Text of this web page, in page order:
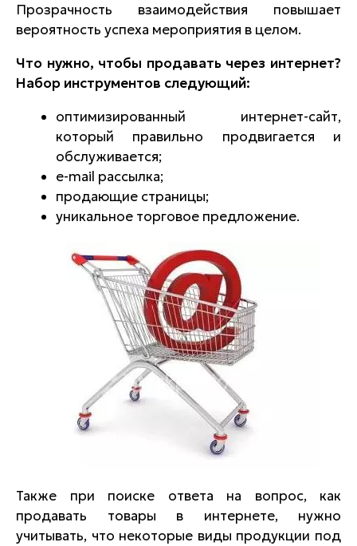
Прозрачность взаимодействия повышает
вероятность успеха мероприятия в целом.
Что нужно, чтобы продавать через интернет?
Набор инструментов следующий:
оптимизированный интернет-сайт,
который правильно продвигается и
обслуживается;
e-mail рассылка;
продающие страницы;
уникальное торговое предложение.
Также при поиске ответа на вопрос, как
продавать товары в интернете, нужно
учитывать, что некоторые виды продукции под